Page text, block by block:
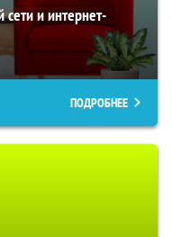
и интернет-
ПОДРОБНЕЕ